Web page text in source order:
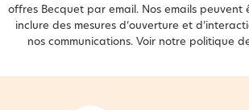
offres Becquet par email. Nos emails peuvent
inclure des mesures d’ouverture et
nos communications. Voir notre politique